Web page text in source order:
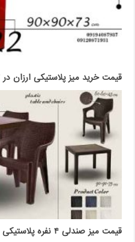
قیمت خرید میز پلاستیکی ارزان در
قیمت میز صندلی ۴ نفره پلاستیکی ناصر در فروش عمده تهران